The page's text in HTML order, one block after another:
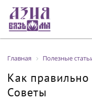
Главная Полезные
Как
Советы